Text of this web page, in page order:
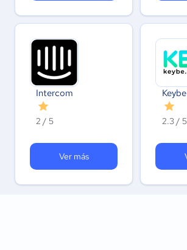
Intercom
2 / 5
Ver más
2.3 / 5